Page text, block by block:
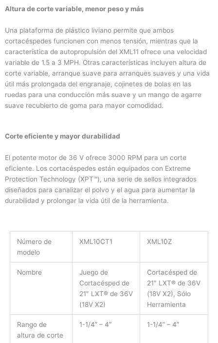
Altura de corte variable, menor peso y más
Una plataforma de plástico liviano permite que ambos
cortacéspedes funcionen con menos tensión, mientras que la
característica de autopropulsión del XML11 ofrece una velocidad
variable de 1.5 a 3 MPH. Otras características incluyen altura de
corte variable, arranque suave para arranques suaves y una vida
útil más prolongada del engranaje, cojinetes de bolas en las
ruedas para una conducción más suave y un mango de agarre
suave recubierto de goma para mayor comodidad.
Corte eficiente y mayor durabilidad
El potente motor de 36 V ofrece 3000 RPM para un corte
eficiente. Los cortacéspedes están equipados con Extreme
Protection Technology (XPT™), una serie de sellos integrados
diseñados para canalizar el polvo y el agua para aumentar la
durabilidad y prolongar la vida útil de la herramienta.
Número de
modelo
XML10CT1 XML10Z
Nombre
Juego de
Cortacésped de
21″ LXT® de 36V
(18V X2)
Cortacésped de
21″ LXT® de 36V
(18V X2), Sólo
Herramienta
Rango de
altura de corte
1-1/4” – 4” 1-1/4” – 4”